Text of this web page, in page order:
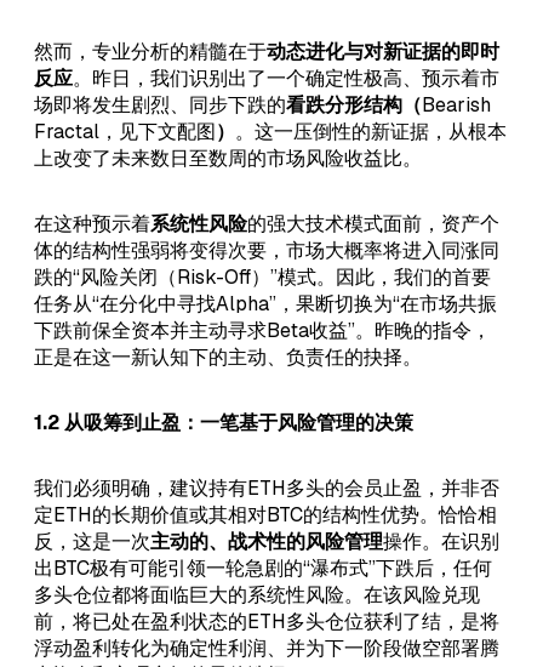
然而，专业分析的精髓在于动态进化与对新证据的即时
反应。昨日，我们识别出了一个确定性极高、预示着市
场即将发生剧烈、同步下跌的看跌分形结构（Bearish
Fractal，见下文配图） 。这一压倒性的新证据，从根本
上改变了未来数日至数周的市场风险收益比。
在这种预示着系统性风险的强大技术模式面前，资产个
体的结构性强弱将变得次要，市场大概率将进入同涨同
跌的“风险关闭（Risk-Off）”模式。因此，我们的首要
任务从“在分化中寻找Alpha”，果断切换为“在市场共振
下跌前保全资本并主动寻求Beta收益”。昨晚的指令，
正是在这一新认知下的主动、负责任的抉择。
1.2 从吸筹到止盈：一笔基于风险管理的决策
我们必须明确，建议持有ETH多头的会员止盈，并非否
定ETH的长期价值或其相对BTC的结构性优势。恰恰相
反，这是一次主动的、战术性的风险管理操作。在识别
出BTC极有可能引领一轮急剧的“瀑布式”下跌后，任何
多头仓位都将面临巨大的系统性风险。在该风险兑现
前，将已处在盈利状态的ETH多头仓位获利了结，是将
浮动盈利转化为确定性利润、并为下一阶段做空部署腾